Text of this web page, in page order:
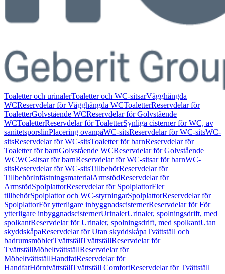
Toaletter och urinalerToaletter och WC-sitsarVägghängda
WCReservdelar för Vägghängda WCToaletterReservdelar för
ToaletterGolvstående WCReservdelar för Golvstående
WCToaletterReservdelar för ToaletterSynliga cisterner för WC, av
sanitetsporslinPlacering ovanpåWC-sitsReservdelar för WC-sitsWC-
sitsReservdelar för WC-sitsToaletter för barnReservdelar för
Toaletter för barnGolvstående WCReservdelar för Golvstående
WCWC-sitsar för barnReservdelar för WC-sitsar för barnWC-
sitsReservdelar för WC-sitsTillbehörReservdelar för
TillbehörInfästningsmaterialArmstödReservdelar för
ArmstödSpolplattorReservdelar för SpolplattorFler
tillbehörSpolplattor och WC-styrningarSpolplattorReservdelar för
SpolplattorFör ytterligare inbyggnadscisternerReservdelar för För
ytterligare inbyggnadscisternerUrinalerUrinaler, spolningsdrift, med
spolkantReservdelar för Urinaler, spolningsdrift, med spolkantUtan
skyddskåpaReservdelar för Utan skyddskåpaTvättställ och
badrumsmöblerTvättställTvättställReservdelar för
TvättställMöbeltvättställReservdelar för
MöbeltvättställHandfatReservdelar för
HandfatHörntvättställTvättställ ComfortReservdelar för Tvättställ